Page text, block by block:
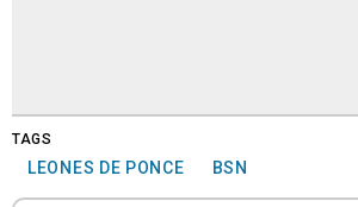
TAGS
LEONES DE PONCE BSN